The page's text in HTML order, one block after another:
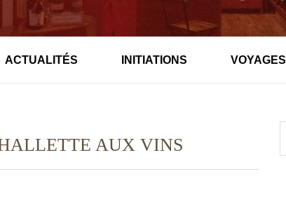
ACTUALITÉS INITIATIONS VOYAGES
AUX VINS